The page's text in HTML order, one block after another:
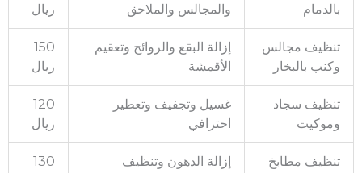
بالدمام
والمجالس والملاحق
ريال
تنظيف مجالس
وكنب بالبخار
إزالة البقع والروائح وتعقيم
الأقمشة
150
ريال
تنظيف سجاد
وموكيت
غسيل وتجفيف وتعطير
احترافي
120
ريال
تنظيف مطابخ
إزالة الدهون وتنظيف
130